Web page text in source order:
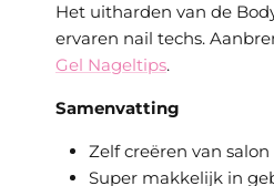
Het uitharden van de
ervaren nail techs.
Gel Nageltips.
Samenvatting
Zelf creëren van
Super makkelijk in